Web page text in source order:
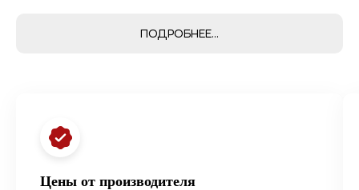
ПОДРОБНЕЕ...
Цены от производителя